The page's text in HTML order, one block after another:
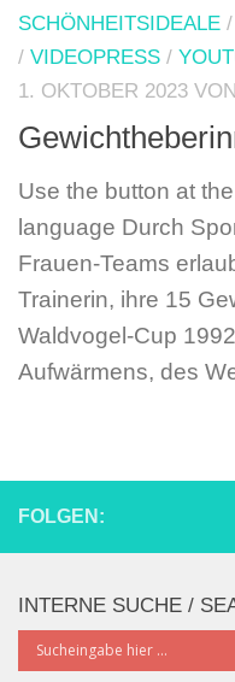
SCHÖNHEITSIDEALE /
/ VIDEOPRESS /
1. OKTOBER 2023 VON
Use the button at
language Durch
Frauen-Teams
Trainerin, ihre 15
Waldvogel-Cup
Aufwärmens, des
FOLGEN:
INTERNE SUCHE /